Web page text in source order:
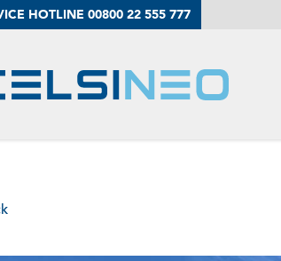
HOTLINE 00800 22 555 777
remolque